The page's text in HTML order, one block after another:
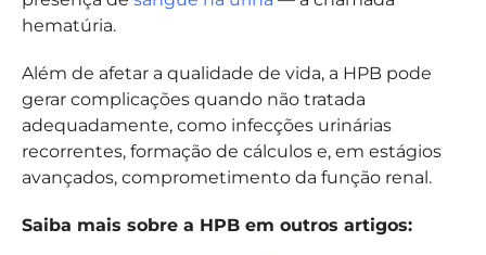
hematúria.
Além de afetar a qualidade de vida, a HPB pode
gerar complicações quando não tratada
adequadamente, como infecções urinárias
recorrentes, formação de cálculos e, em estágios
avançados, comprometimento da função renal.
Saiba mais sobre a HPB em outros artigos: